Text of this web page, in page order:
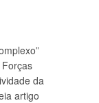
Forças
da
artigo